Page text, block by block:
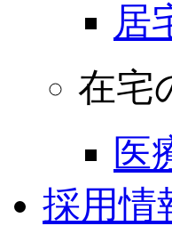
居
在宅
医
採用情